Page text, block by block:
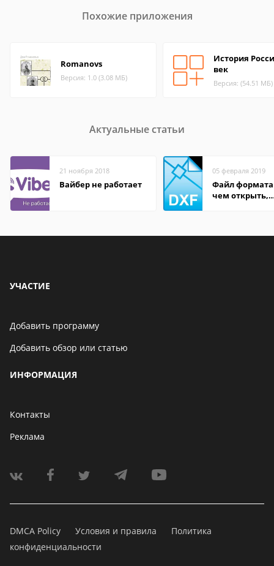
Похожие приложения
Romanovs
Версия: 1.0 (3.08 МБ)
История
век
Версия: (54.51 МБ)
Актуальные статьи
21 ноября 2018
Вайбер не работает
05 февраля 2019
Файл формата
чем открыть,
УЧАСТИЕ
Добавить программу
Добавить обзор или статью
ИНФОРМАЦИЯ
Контакты
Реклама
DMCA Policy Условия и правила
Политика
конфиденциальности